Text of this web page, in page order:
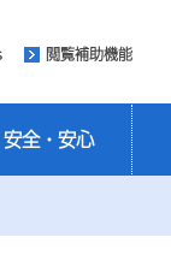
閲覧補助機能
全・安心